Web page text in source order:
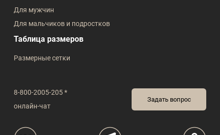
8-800-2005-205 *
онлайн-чат
Задать вопрос
Для мужчин
Для мальчиков и подростков
Таблица размеров
Размерные сетки